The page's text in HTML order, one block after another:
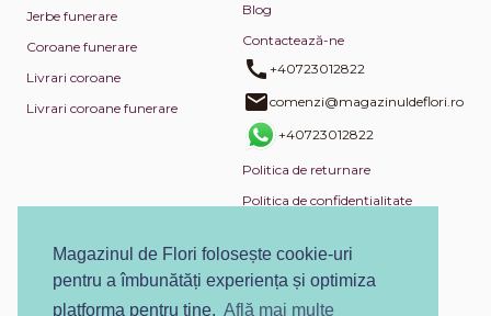
Jerbe funerare
Coroane funerare
Livrari coroane
Livrari coroane funerare
Blog
Contactează-ne
+40723012822
comenzi@magazinuldeflori.ro
+40723012822
Politica de returnare
Politica de confidențialitate
Termeni și condiții
ANPC
Magazinul de Flori folosește cookie-uri
pentru a îmbunătăți experiența și optimiza
platforma pentru tine. Află mai multe